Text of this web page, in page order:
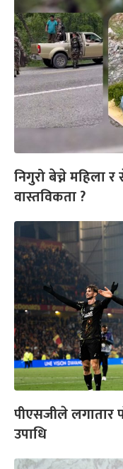
निगुरो बेच्ने महिला
वास्तविकता ?
पीएसजीले लगातार
उपाधि